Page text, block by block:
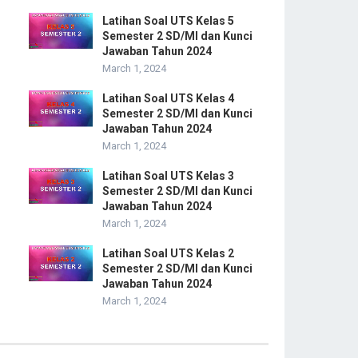
Latihan Soal UTS Kelas 5
Semester 2 SD/MI dan Kunci
Jawaban Tahun 2024
March 1, 2024
Latihan Soal UTS Kelas 4
Semester 2 SD/MI dan Kunci
Jawaban Tahun 2024
March 1, 2024
Latihan Soal UTS Kelas 3
Semester 2 SD/MI dan Kunci
Jawaban Tahun 2024
March 1, 2024
Latihan Soal UTS Kelas 2
Semester 2 SD/MI dan Kunci
Jawaban Tahun 2024
March 1, 2024